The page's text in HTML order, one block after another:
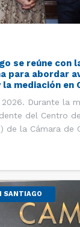
se reúne con
para abordar
mediación en
Durante la
del Centro
de la Cámara de
Ximena Vial; y
SANTIAGO